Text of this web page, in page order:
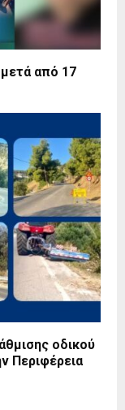
από 17
οδικού
Περιφέρεια